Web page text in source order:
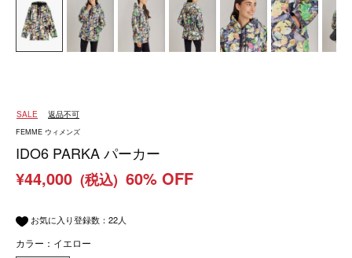
SALE 返品不可
FEMME ウィメンズ
IDO6 PARKA パーカー
¥44,000 (税込) 60% OFF
お気に入り登録数： 22人
カラー：イエロー